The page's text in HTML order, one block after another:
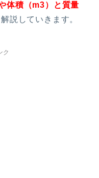
体積（m3）と質量
説していきます。
ク